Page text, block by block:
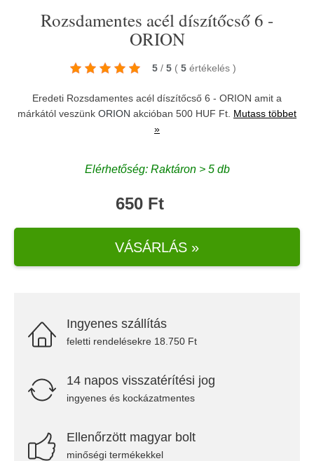
Rozsdamentes acél díszítőcső 6 -
ORION
5 / 5 ( 5 értékelés )
Eredeti Rozsdamentes acél díszítőcső 6 - ORION amit a
márkától veszünk ORION akcióban 500 HUF Ft. Mutass többet
»
Elérhetőség: Raktáron > 5 db
650 Ft
VÁSÁRLÁS »
Ingyenes szállítás
feletti rendelésekre 18.750 Ft
14 napos visszatérítési jog
ingyenes és kockázatmentes
Ellenőrzött magyar bolt
minőségi termékekkel